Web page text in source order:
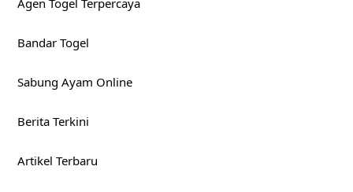
Agen Togel Terpercaya
Bandar Togel
Sabung Ayam Online
Berita Terkini
Artikel Terbaru